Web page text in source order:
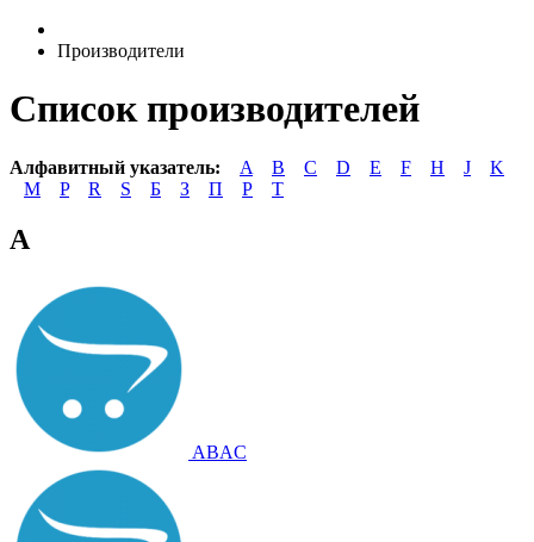
Производители
Список производителей
Алфавитный указатель: A B C D E F H J
K
M
P R S Б З П Р Т
A
ABAC